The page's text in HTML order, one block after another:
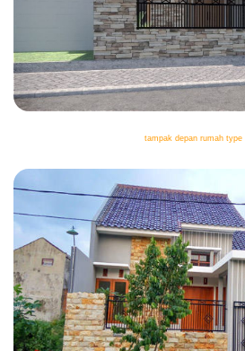
tampak depan rumah type